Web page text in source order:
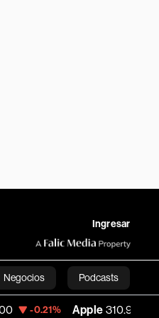
Ingresar
Negocios Podcasts
Apple 310.94 +0.55%